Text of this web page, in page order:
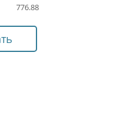
776.88